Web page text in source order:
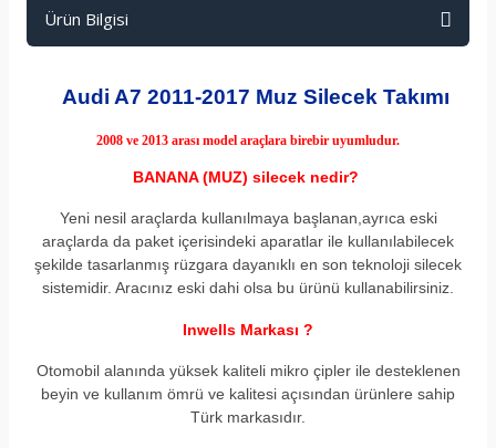
Ürün Bilgisi
Audi A7 2011-2017 Muz Silecek Takımı
2008 ve 2013 arası model araçlara birebir uyumludur.
BANANA (MUZ) silecek nedir?
Yeni nesil araçlarda kullanılmaya başlanan,ayrıca eski
araçlarda da paket içerisindeki aparatlar ile kullanılabilecek
şekilde tasarlanmış rüzgara dayanıklı en son teknoloji silecek
sistemidir. Aracınız eski dahi olsa bu ürünü kullanabilirsiniz.
Inwells Markası ?
Otomobil alanında yüksek kaliteli mikro çipler ile desteklenen
beyin ve kullanım ömrü ve kalitesi açısından ürünlere sahip
Türk markasıdır.